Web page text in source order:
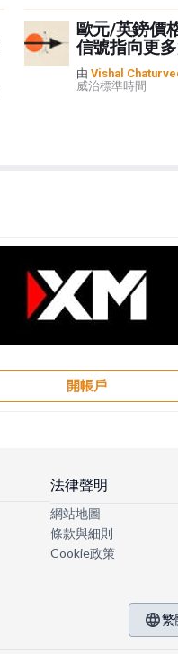
歐元/英鎊價
信號指向更
由 Vishal
威治標準時間
開帳戶
法律聲明
網站地圖
條款與細則
Cookie政策
繁